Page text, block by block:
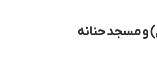
و مسجد حنانه